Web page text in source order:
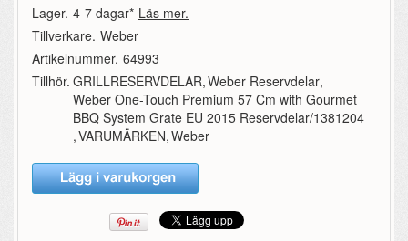
Lager. 4-7 dagar* Läs mer.
Tillverkare. Weber
Artikelnummer. 64993
Tillhör. GRILLRESERVDELAR,Weber Reservdelar,
Weber One-Touch Premium 57 Cm with Gourmet
BBQ System Grate EU 2015 Reservdelar/1381204
,VARUMÄRKEN,Weber